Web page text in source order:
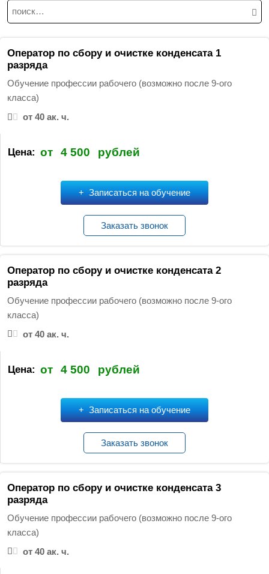
Н
а
т
и
Оператор по сбору и очистке конденсата 1
разряда
Обучение профессии рабочего (возможно после 9-ого
класса)
от 40 ак. ч.
Цена: от 4 500 рублей
Записаться на обучение
Заказать звонок
Оператор по сбору и очистке конденсата 2
разряда
Обучение профессии рабочего (возможно после 9-ого
класса)
от 40 ак. ч.
Цена: от 4 500 рублей
Записаться на обучение
Заказать звонок
Оператор по сбору и очистке конденсата 3
разряда
Обучение профессии рабочего (возможно после 9-ого
класса)
от 40 ак. ч.